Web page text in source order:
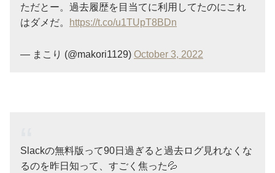
ただとー。過去履歴を目当てに利用してたのにこれ
はダメだ。
https://t.co/u1TUpT8BDn
— まこり (@makori1129) October 3, 2022
Slackの無料版って90日過ぎると過去ログ見れなくな
るのを昨日知って、すごく焦った💦